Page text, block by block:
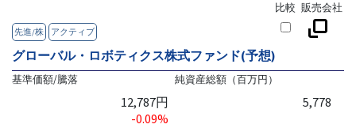
先進/株 アクティブ
比較 販売会社
グローバル・ロボティクス株式ファンド(予想)
基準価額/騰落
12,787円
-0.09%
純資産総額（百万円）
5,778